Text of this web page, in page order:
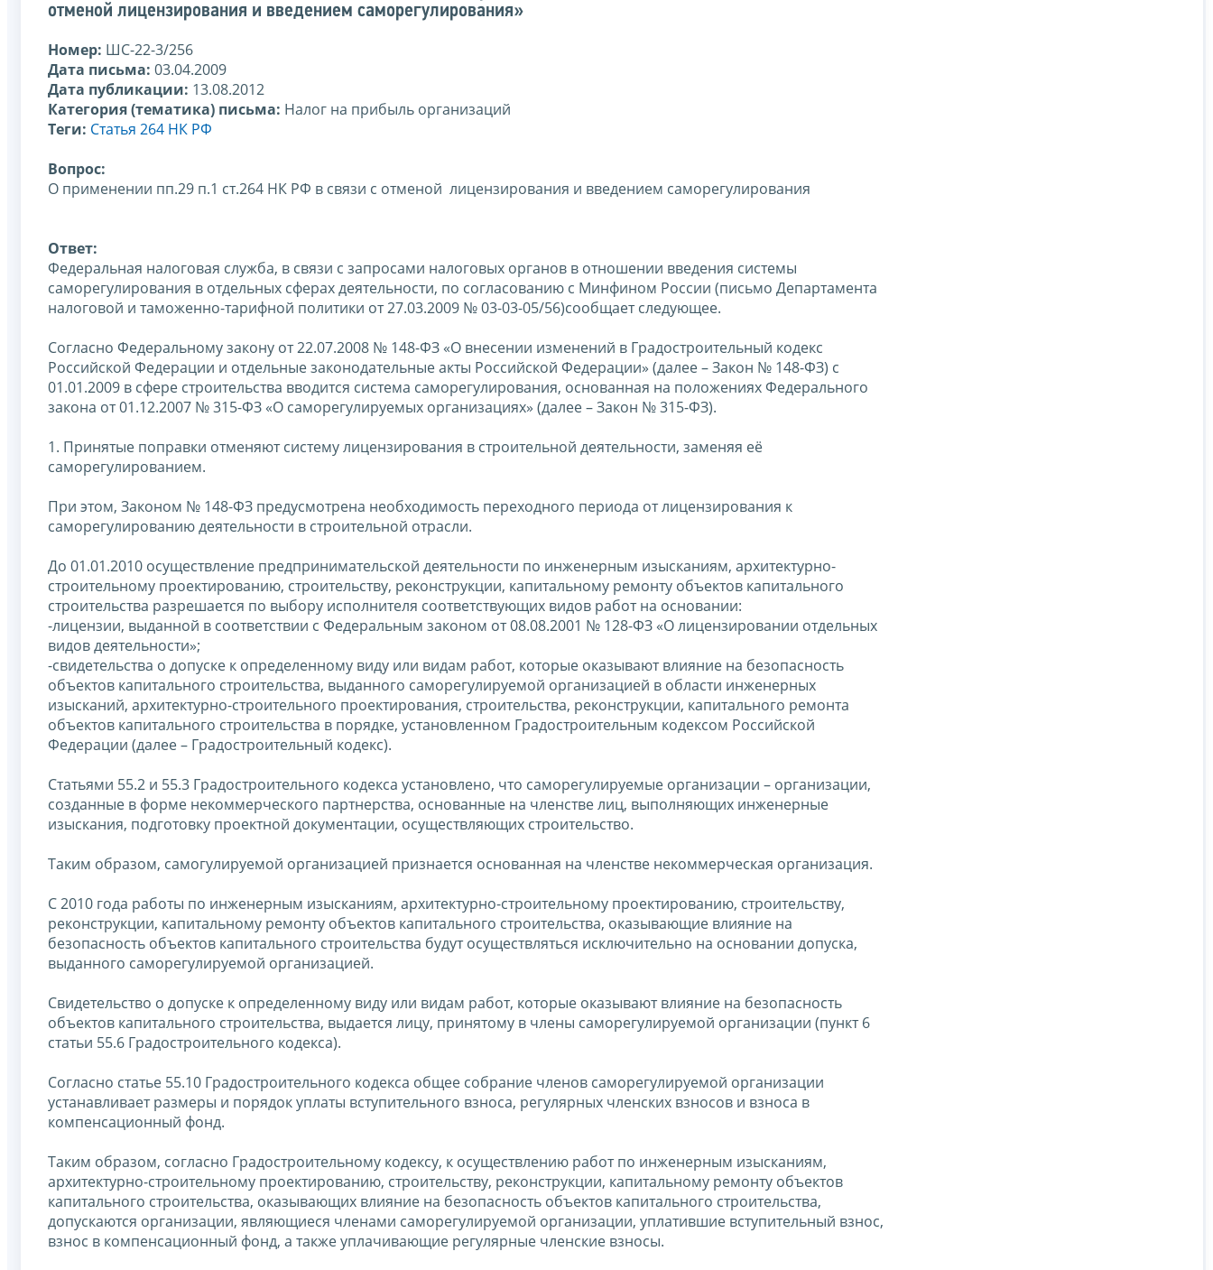
отменой лицензирования и введением саморегулирования»
Номер: ШС-22-3/256
Дата письма: 03.04.2009
Дата публикации: 13.08.2012
Категория (тематика) письма: Налог на прибыль организаций
Теги: Статья 264 НК РФ
Вопрос:
О применении пп.29 п.1 ст.264 НК РФ в связи с отменой лицензирования и введением саморегулирования
Ответ:
Федеральная налоговая служба, в связи с запросами налоговых органов в отношении введения системы
саморегулирования в отдельных сферах деятельности, по согласованию с Минфином России (письмо Департамента
налоговой и таможенно-тарифной политики от 27.03.2009 № 03-03-05/56)сообщает следующее.
Согласно Федеральному закону от 22.07.2008 № 148-ФЗ «О внесении изменений в Градостроительный кодекс
Российской Федерации и отдельные законодательные акты Российской Федерации» (далее – Закон № 148-ФЗ) с
01.01.2009 в сфере строительства вводится система саморегулирования, основанная на положениях Федерального
закона от 01.12.2007 № 315-ФЗ «О саморегулируемых организациях» (далее – Закон № 315-ФЗ).
1. Принятые поправки отменяют систему лицензирования в строительной деятельности, заменяя её
саморегулированием.
При этом, Законом № 148-ФЗ предусмотрена необходимость переходного периода от лицензирования к
саморегулированию деятельности в строительной отрасли.
До 01.01.2010 осуществление предпринимательской деятельности по инженерным изысканиям, архитектурно-
строительному проектированию, строительству, реконструкции, капитальному ремонту объектов капитального
строительства разрешается по выбору исполнителя соответствующих видов работ на основании:
-лицензии, выданной в соответствии с Федеральным законом от 08.08.2001 № 128-ФЗ «О лицензировании отдельных
видов деятельности»;
-свидетельства о допуске к определенному виду или видам работ, которые оказывают влияние на безопасность
объектов капитального строительства, выданного саморегулируемой организацией в области инженерных
изысканий, архитектурно-строительного проектирования, строительства, реконструкции, капитального ремонта
объектов капитального строительства в порядке, установленном Градостроительным кодексом Российской
Федерации (далее – Градостроительный кодекс).
Статьями 55.2 и 55.3 Градостроительного кодекса установлено, что саморегулируемые организации – организации,
созданные в форме некоммерческого партнерства, основанные на членстве лиц, выполняющих инженерные
изыскания, подготовку проектной документации, осуществляющих строительство.
Таким образом, самогулируемой организацией признается основанная на членстве некоммерческая организация.
С 2010 года работы по инженерным изысканиям, архитектурно-строительному проектированию, строительству,
реконструкции, капитальному ремонту объектов капитального строительства, оказывающие влияние на
безопасность объектов капитального строительства будут осуществляться исключительно на основании допуска,
выданного саморегулируемой организацией.
Свидетельство о допуске к определенному виду или видам работ, которые оказывают влияние на безопасность
объектов капитального строительства, выдается лицу, принятому в члены саморегулируемой организации (пункт 6
статьи 55.6 Градостроительного кодекса).
Согласно статье 55.10 Градостроительного кодекса общее собрание членов саморегулируемой организации
устанавливает размеры и порядок уплаты вступительного взноса, регулярных членских взносов и взноса в
компенсационный фонд.
Таким образом, согласно Градостроительному кодексу, к осуществлению работ по инженерным изысканиям,
архитектурно-строительному проектированию, строительству, реконструкции, капитальному ремонту объектов
капитального строительства, оказывающих влияние на безопасность объектов капитального строительства,
допускаются организации, являющиеся членами саморегулируемой организации, уплатившие вступительный взнос,
взнос в компенсационный фонд, а также уплачивающие регулярные членские взносы.